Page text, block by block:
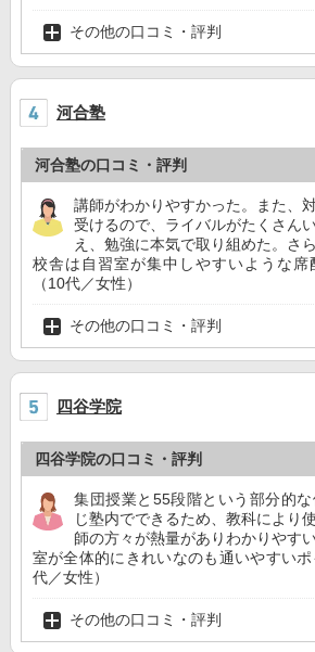
その他の口コミ・評判
河合塾
河合塾の口コミ・評判
講師がわかりやすかった。また、
受けるので、ライバルがたくさん
え、勉強に本気で取り組めた。さ
校舎は自習室が集中しやすいような席
（10代／女性）
その他の口コミ・評判
四谷学院
四谷学院の口コミ・評判
集団授業と55段階という部分的
じ塾内でできるため、教科により
師の方々が熱量がありわかりやす
室が全体的にきれいなのも通いやすい
代／女性）
その他の口コミ・評判